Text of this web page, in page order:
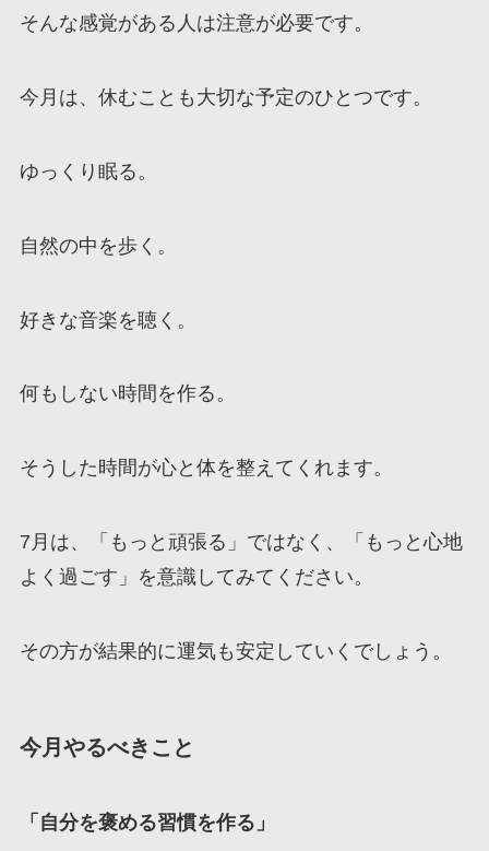
そんな感覚がある人は注意が必要です。
今月は、休むことも大切な予定のひとつです。
ゆっくり眠る。
自然の中を歩く。
好きな音楽を聴く。
何もしない時間を作る。
そうした時間が心と体を整えてくれます。
7月は、「もっと頑張る」ではなく、「もっと心地
よく過ごす」を意識してみてください。
その方が結果的に運気も安定していくでしょう。
今月やるべきこと
「自分を褒める習慣を作る」